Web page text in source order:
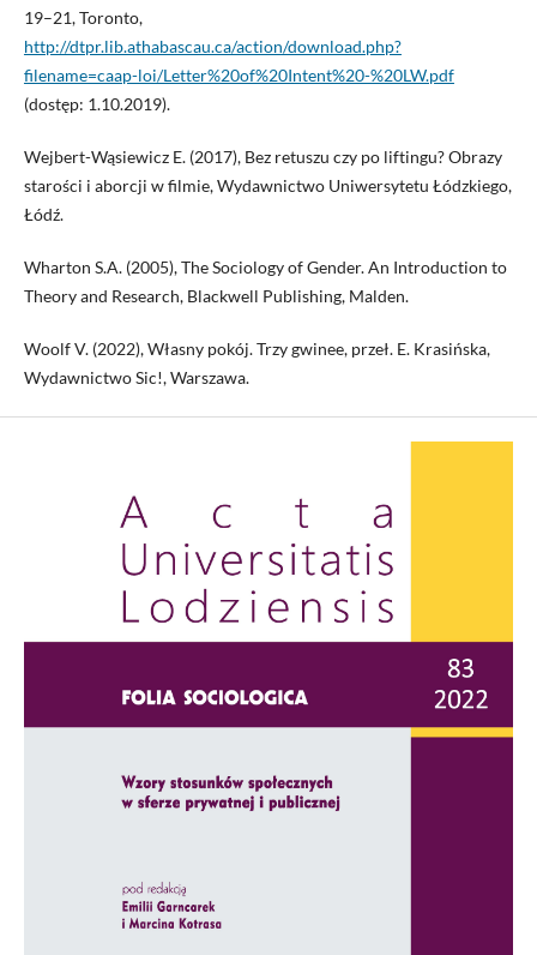
19–21, Toronto,
http://dtpr.lib.athabascau.ca/action/download.php?
filename=caap-loi/Letter%20of%20Intent%20-%20LW.pdf
(dostęp: 1.10.2019).
Wejbert-Wąsiewicz E. (2017), Bez retuszu czy po liftingu? Obrazy
starości i aborcji w filmie, Wydawnictwo Uniwersytetu Łódzkiego,
Łódź.
Wharton S.A. (2005), The Sociology of Gender. An Introduction to
Theory and Research, Blackwell Publishing, Malden.
Woolf V. (2022), Własny pokój. Trzy gwinee, przeł. E. Krasińska,
Wydawnictwo Sic!, Warszawa.